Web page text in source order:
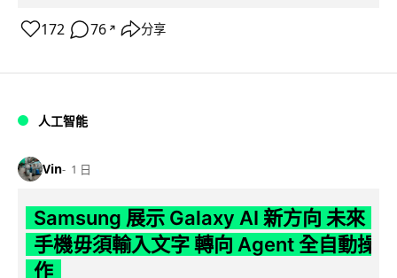
172 76 ↗ 分享
人工智能
Vin 1 日
Samsung 展示 Galaxy AI 新方向 未來
手機毋須輸入文字 轉向 Agent 全自動操
作